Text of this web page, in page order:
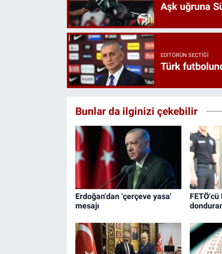
Aşk uğruna
EDITÖRÜN SEÇTIĞI
Türk
Bunlar da ilginizi çekebilir
Erdoğan'dan 'çerçeve yasa'
mesajı